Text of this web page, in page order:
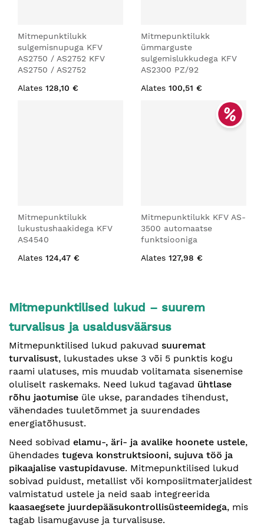
Mitmepunktilukk
sulgemisnupuga KFV
AS2750 / AS2752 KFV
AS2750 / AS2752
Alates 128,10 €
Mitmepunktilukk
ümmarguste
sulgemislukkudega KFV
AS2300 PZ/92
Alates 100,51 €
Mitmepunktilukk
lukustushaakidega KFV
AS4540
Alates 124,47 €
Mitmepunktilukk KFV AS-
3500 automaatse
funktsiooniga
Alates 127,98 €
Mitmepunktilised lukud – suurem
turvalisus ja usaldusväärsus
Mitmepunktilised lukud pakuvad suuremat
turvalisust, lukustades ukse 3 või 5 punktis kogu
raami ulatuses, mis muudab volitamata sisenemise
oluliselt raskemaks. Need lukud tagavad ühtlase
rõhu jaotumise üle ukse, parandades tihendust,
vähendades tuuletõmmet ja suurendades
energiatõhusust.
Need sobivad elamu-, äri- ja avalike hoonete ustele,
ühendades tugeva konstruktsiooni, sujuva töö ja
pikaajalise vastupidavuse. Mitmepunktilised lukud
sobivad puidust, metallist või komposiitmaterjalidest
valmistatud ustele ja neid saab integreerida
kaasaegsete juurdepääsukontrollisüsteemidega, mis
tagab lisamugavuse ja turvalisuse.